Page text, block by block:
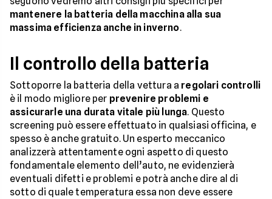
mantenere la batteria della macchina alla sua
massima efficienza anche in inverno.
Il controllo della batteria
Sottoporre la batteria della vettura a regolari controlli
è il modo migliore per prevenire problemi e
assicurarle una durata vitale più lunga. Questo
screening può essere effettuato in qualsiasi officina, e
spesso è anche gratuito. Un esperto meccanico
analizzerà attentamente ogni aspetto di questo
fondamentale elemento dell’auto, ne evidenzierà
eventuali difetti e problemi e potrà anche dire al di
sotto di quale temperatura essa non deve essere